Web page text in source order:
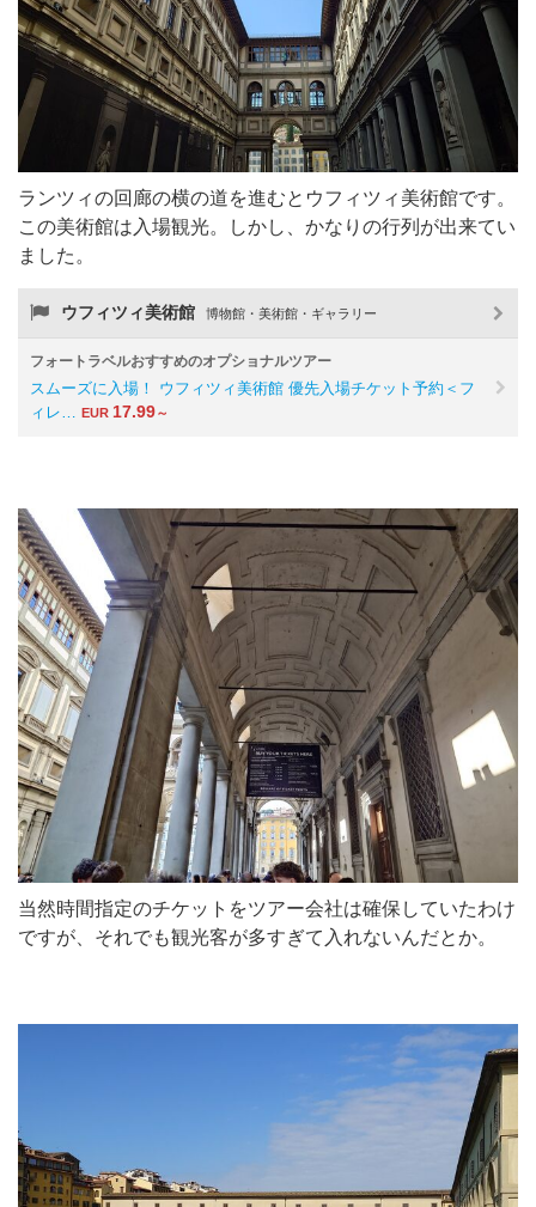
ランツィの回廊の横の道を進むとウフィツィ美術館です。
この美術館は入場観光。しかし、かなりの行列が出来てい
ました。
ウフィツィ美術館 博物館・美術館・ギャラリー
フォートラベルおすすめのオプショナルツアー
スムーズに入場！ ウフィツィ美術館 優先入場チケット予約＜フ
ィレ… EUR 17.99～
当然時間指定のチケットをツアー会社は確保していたわけ
ですが、それでも観光客が多すぎて入れないんだとか。